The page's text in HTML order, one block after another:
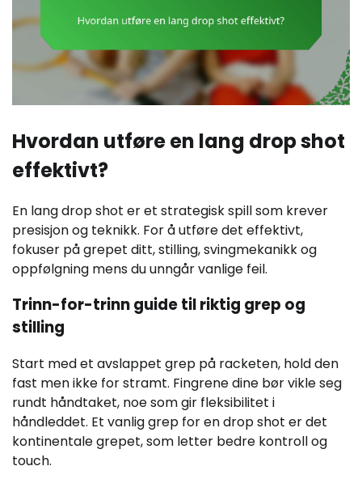
Hvordan utføre en lang drop shot
effektivt?
En lang drop shot er et strategisk spill som krever
presisjon og teknikk. For å utføre det effektivt,
fokuser på grepet ditt, stilling, svingmekanikk og
oppfølgning mens du unngår vanlige feil.
Trinn-for-trinn guide til riktig grep og
stilling
Start med et avslappet grep på racketen, hold den
fast men ikke for stramt. Fingrene dine bør vikle seg
rundt håndtaket, noe som gir fleksibilitet i
håndleddet. Et vanlig grep for en drop shot er det
kontinentale grepet, som letter bedre kontroll og
touch.